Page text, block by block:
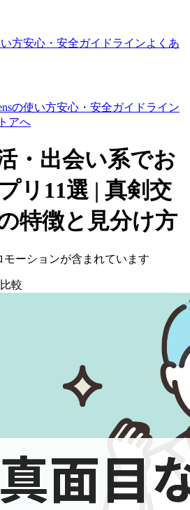
方安心・安全ガイドラインよくあ
の使い方安心・安全ガイドライン
アへ
・出会い系でお
リ11選 | 真剣交
特徴と見分け方
モーションが含まれています
較